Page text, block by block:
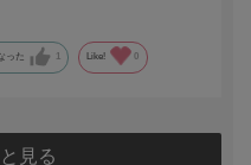
った 1 Like! 0
見る